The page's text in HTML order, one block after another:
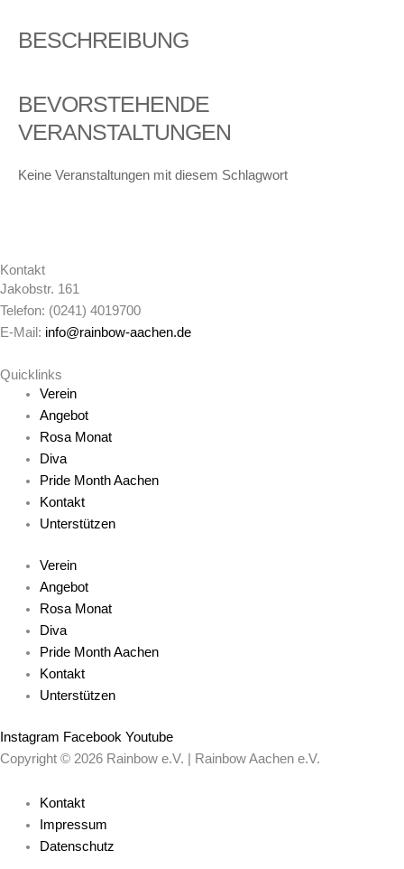
BESCHREIBUNG
BEVORSTEHENDE
VERANSTALTUNGEN
Keine Veranstaltungen mit diesem Schlagwort
Kontakt
Jakobstr. 161
Telefon: (0241) 4019700
E-Mail: info@rainbow-aachen.de
Quicklinks
Verein
Angebot
Rosa Monat
Diva
Pride Month Aachen
Kontakt
Unterstützen
Verein
Angebot
Rosa Monat
Diva
Pride Month Aachen
Kontakt
Unterstützen
Instagram Facebook Youtube
Copyright © 2026 Rainbow e.V. | Rainbow Aachen e.V.
Kontakt
Impressum
Datenschutz